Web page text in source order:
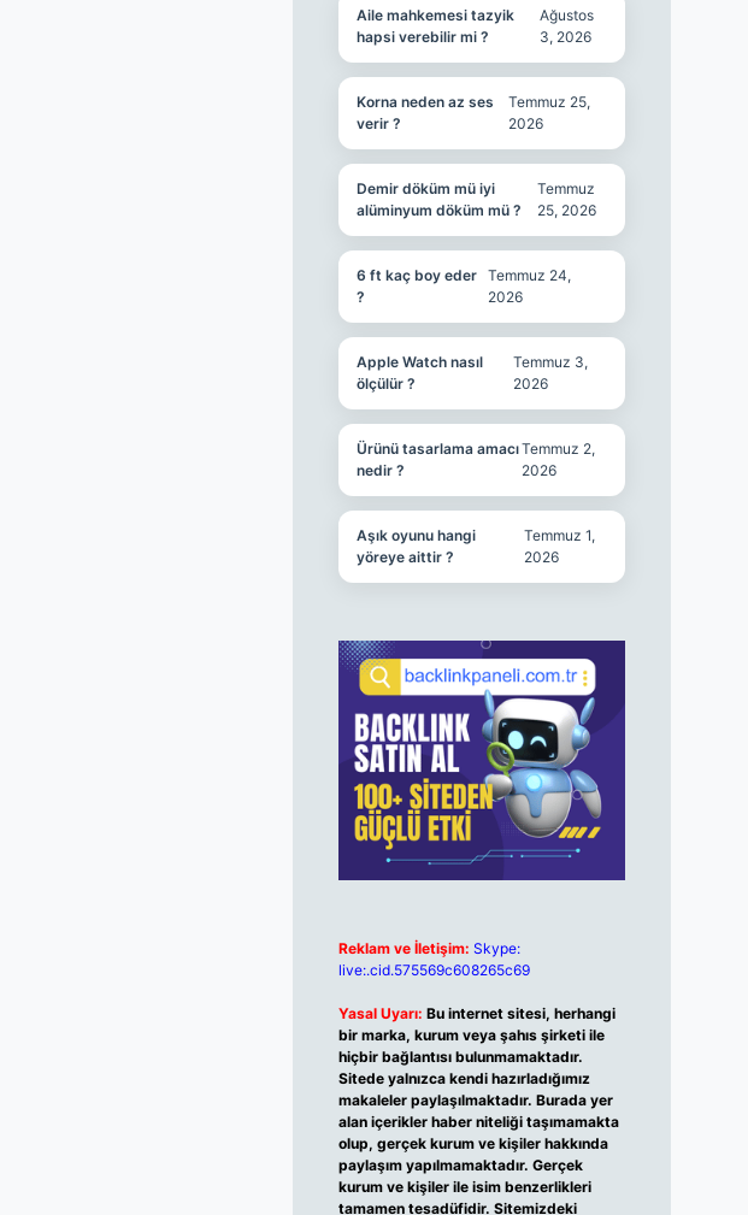
Aile mahkemesi tazyik
hapsi verebilir mi ?
Ağustos
3, 2026
Korna neden az ses
verir ?
Temmuz 25,
2026
Demir döküm mü iyi
alüminyum döküm mü ?
Temmuz
25, 2026
6 ft kaç boy eder
?
Temmuz 24,
2026
Apple Watch nasıl
ölçülür ?
Temmuz 3,
2026
Ürünü tasarlama amacı
nedir ?
Temmuz 2,
2026
Aşık oyunu hangi
yöreye aittir ?
Temmuz 1,
2026
Reklam ve İletişim: Skype:
live:.cid.575569c608265c69
Yasal Uyarı: Bu internet sitesi, herhangi
bir marka, kurum veya şahıs şirketi ile
hiçbir bağlantısı bulunmamaktadır.
Sitede yalnızca kendi hazırladığımız
makaleler paylaşılmaktadır. Burada yer
alan içerikler haber niteliği taşımamakta
olup, gerçek kurum ve kişiler hakkında
paylaşım yapılmamaktadır. Gerçek
kurum ve kişiler ile isim benzerlikleri
tamamen tesadüfidir. Sitemizdeki